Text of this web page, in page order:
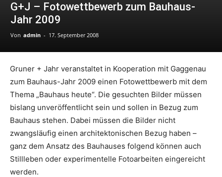
G+J – Fotowettbewerb zum Bauhaus-
Jahr 2009
Von admin - 17. September 2008
Gruner + Jahr veranstaltet in Kooperation mit Gaggenau
zum Bauhaus-Jahr 2009 einen Fotowettbewerb mit dem
Thema „Bauhaus heute“. Die gesuchten Bilder müssen
bislang unveröffentlicht sein und sollen in Bezug zum
Bauhaus stehen. Dabei müssen die Bilder nicht
zwangsläufig einen architektonischen Bezug haben –
ganz dem Ansatz des Bauhauses folgend können auch
Stillleben oder experimentelle Fotoarbeiten eingereicht
werden.